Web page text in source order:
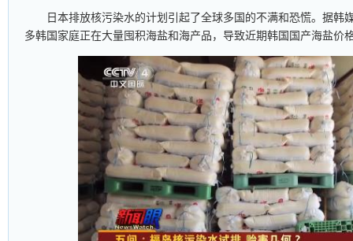
日本排放核污染水的计划引起了全球多国的不满和恐慌。据韩
多韩国家庭正在大量囤积海盐和海产品，导致近期韩国国产海盐价